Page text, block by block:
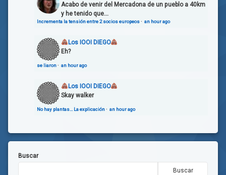
Acabo de venir del Mercadona de un pueblo a 40km
y he tenido que...
Incrementa la tensión entre 2 socios europeos· an hour ago
Los IOOI DIEGO
Eh?
se liaron· an hour ago
Los IOOI DIEGO
Skay walker
No hay plantas… La explicación· an hour ago
Buscar
Buscar